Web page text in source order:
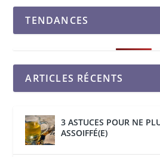
TENDANCES
ARTICLES RÉCENTS
3 ASTUCES POUR NE
ASSOIFFÉ(E)